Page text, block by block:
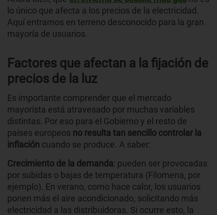
lo único que afecta a los precios de la electricidad.
Aquí entramos en terreno desconocido para la gran
mayoría de usuarios.
Factores que afectan a la fijación de
precios de la luz
Es importante comprender que el mercado
mayorista está atravesado por muchas variables
distintas. Por eso para el Gobierno y el resto de
países europeos no resulta tan sencillo controlar la
inflación cuando se produce. A saber:
Crecimiento de la demanda: pueden ser provocadas
por subidas o bajas de temperatura (Filomena, por
ejemplo). En verano, como hace calor, los usuarios
ponen más el aire acondicionado, solicitando más
electricidad a las distribuidoras. Si ocurre esto, la